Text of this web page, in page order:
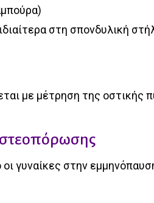
στη σπονδυλική
με μέτρηση της οστικής
οι γυναίκες στην